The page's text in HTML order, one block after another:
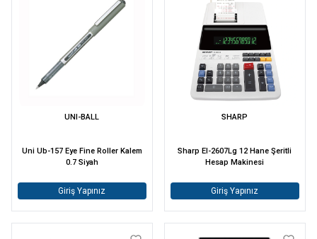
UNI-BALL
Uni Ub-157 Eye Fine Roller Kalem
0.7 Siyah
Giriş Yapınız
SHARP
Sharp El-2607Lg 12 Hane Şeritli
Hesap Makinesi
Giriş Yapınız